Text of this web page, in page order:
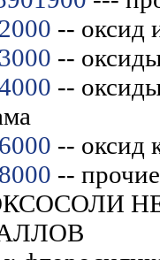
-- оксид
--
--
-- оксид
-- прочие